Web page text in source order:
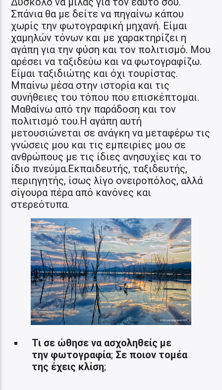
Σπάνια θα με δείτε να πηγαίνω κάπου
χωρίς την φωτογραφική μηχανή. Είμαι
χαμηλών τόνων και με χαρακτηρίζει η
αγάπη για την φύση και τον πολιτισμό. Μου
αρέσει να ταξιδεύω και να φωτογραφίζω.
Είμαι ταξιδιώτης και όχι τουρίστας.
Μπαίνω μέσα στην ιστορία και τις
συνήθειες του τόπου που επισκέπτομαι.
Μαθαίνω από την παράδοση και τον
πολιτισμό του.Η αγάπη αυτή
μετουσιώνεται σε ανάγκη να μεταφέρω τις
γνώσεις μου και τις εμπειρίες μου σε
ανθρώπους με τις ίδιες ανησυχίες και το
ίδιο πνεύμα.Εκπαιδευτής, ταξιδευτής,
περιηγητής, ίσως λίγο ονειροπόλος, αλλά
σίγουρα πέρα από κανόνες και
στερεότυπα.
Τι σε ώθησε να ασχοληθείς με
την φωτογραφία; Σε ποιον τομέα
της έχεις κλίση;